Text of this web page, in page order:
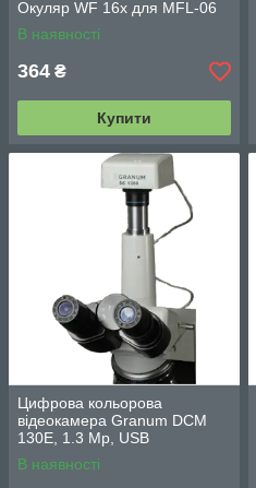
Окуляр WF 16х для MFL-06
В наявності
364 ₴
Купити
Цифрова кольорова
відеокамера Granum DCM
130E, 1.3 Мр, USB
В наявності